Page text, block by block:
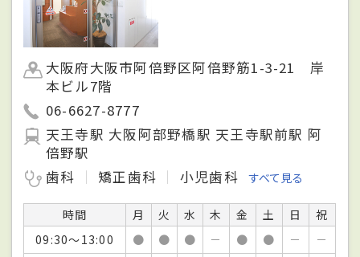
大阪府大阪市阿倍野区阿倍野筋1-3-21 岸
本ビル7階
06-6627-8777
天王寺駅 大阪阿部野橋駅 天王寺駅前駅 阿
倍野駅
歯科
矯正歯科 小児歯科 すべて見る
時間 月 火 水 木 金 土 日
祝
09:30～13:00
● ● ● － ● ● －
－